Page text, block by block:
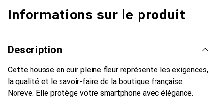
Informations sur le produit
Description
Cette housse en cuir pleine fleur représente les exigences,
la qualité et le savoir-faire de la boutique française
Noreve. Elle protège votre smartphone avec élégance.